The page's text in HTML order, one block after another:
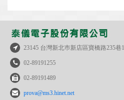
23145 台灣新北巿新店區寶橋路235巷
02-89191255
02-89191489
prova@ms3.hinet.net